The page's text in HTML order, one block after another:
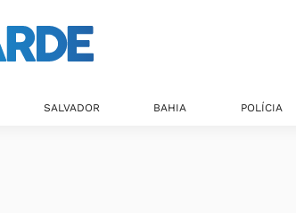
SALVADOR BAHIA POLÍCIA